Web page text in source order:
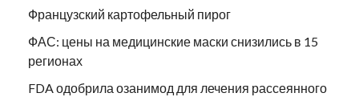
Французский картофельный пирог
ФАС: цены на медицинские маски снизились в 15
регионах
FDA одобрила озанимод для лечения рассеянного